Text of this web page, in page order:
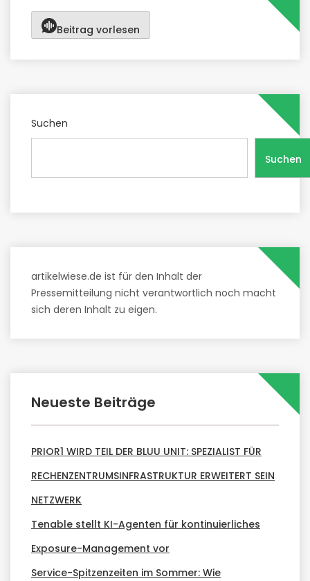
Beitrag vorlesen
Suchen
Suchen
artikelwiese.de ist für den Inhalt der
Pressemitteilung nicht verantwortlich noch macht
sich deren Inhalt zu eigen.
Neueste Beiträge
PRIOR1 WIRD TEIL DER BLUU UNIT: SPEZIALIST FÜR
RECHENZENTRUMSINFRASTRUKTUR ERWEITERT SEIN
NETZWERK
Tenable stellt KI-Agenten für kontinuierliches
Exposure-Management vor
Service-Spitzenzeiten im Sommer: Wie